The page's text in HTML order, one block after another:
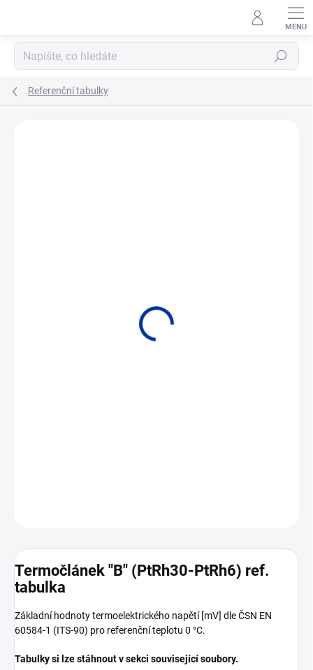
Hledat
Referenční tabulky
Termočlánek "B" (PtRh30-PtRh6) ref.
tabulka
Základní hodnoty termoelektrického napětí [mV] dle ČSN EN
60584-1 (ITS-90) pro referenční teplotu 0 °C.
Tabulky si lze stáhnout v sekci související soubory.